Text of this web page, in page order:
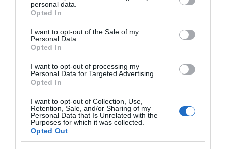
grant or deny consent to Google and its third-party tags to
use your data for below specified purposes in below Google
consent section.
personal data.
Opted In
I want to opt-out of the Sale of my
Personal Data.
Opted In
I want to opt-out of processing my
Personal Data for Targeted Advertising.
Opted In
I want to opt-out of Collection, Use,
Retention, Sale, and/or Sharing of my
Personal Data that Is Unrelated with the
Purposes for which it was collected.
Opted Out
έπειτα προς τα ειδικά "φτερά" διαρροής κατά μήκος
Speaker-In διαθέτουν ένα ειδικό ισορροπημένο
κύκλωμα, εξασφαλίζοντας υψηλή απόρριψη έναντι
χωρίς θόρυβο. Το τμήμα crossover των ενισχυτών HCP M
εξασφαλίζει εξαιρετική ευελιξία: πλήρως ρυθμιζόμενο
Lo-pass, Hi-pass φίλτρα με 12 dB / Οκτ. και 24 dB / Οκτ.
κλίσεις σύμφωνα με το μοντέλο του ενισχυτή. Το Bass
Boost είναι επίσης διαθέσιμο για την ενίσχυση των
χαμηλών συχνοτήτων. Πιο συγκεκριμένα, το HCP 4MDK